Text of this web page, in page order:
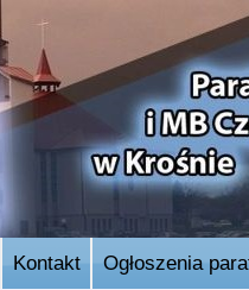
Kontakt Ogłoszenia